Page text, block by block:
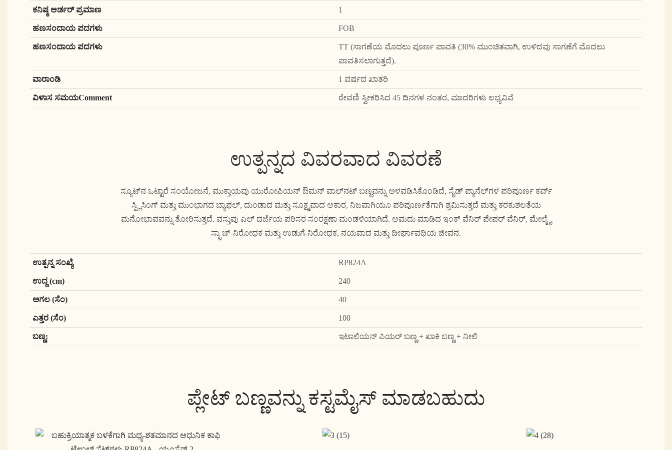
ಕನಿಷ್ಠ ಆರ್ಡರ್ ಪ್ರಮಾಣ
1
ಹಣಸಂದಾಯ ಪದಗಳು
FOB
ಹಣಸಂದಾಯ ಪದಗಳು
TT (ಸಾಗಣೆಯ ಮೊದಲು ಪೂರ್ಣ ಪಾವತಿ (30% ಮುಂಚಿತವಾಗಿ, ಉಳಿದವು ಸಾಗಣೆಗೆ ಮೊದಲು
ಪಾವತಿಸಲಾಗುತ್ತದೆ).
ವಾರಾಂಡಿ
1 ವರ್ಷದ ಖಾತರಿ
ವಿಳಾಸ ಸಮಯComment
ಠೇವಣಿ ಸ್ವೀಕರಿಸಿದ 45 ದಿನಗಳ ನಂತರ, ಮಾದರಿಗಳು ಲಭ್ಯವಿವೆ
ಉತ್ಪನ್ನದ ವಿವರವಾದ ವಿವರಣೆ
ಸ್ಯೂಟ್‌ನ ಒಟ್ಟಾರೆ ಸಂಯೋಜನೆ, ಮುಕ್ತಾಯವು ಯುರೋಪಿಯನ್ ಔಮನ್ ವಾಲ್‌ನಟ್ ಬಣ್ಣವನ್ನು ಅಳವಡಿಸಿಕೊಂಡಿದೆ, ಸೈಡ್ ಪ್ಯಾನೆಲ್‌ಗಳ ಪರಿಪೂರ್ಣ ಕರ್ವ್
ಸ್ಪ್ಲಿಸಿಂಗ್ ಮತ್ತು ಮುಂಭಾಗದ ಬ್ಯಾಫಲ್, ದುಂಡಾದ ಮತ್ತು ಸೂಕ್ಷ್ಮವಾದ ಆಕಾರ, ನಿಜವಾಗಿಯೂ ಪರಿಪೂರ್ಣತೆಗಾಗಿ ಶ್ರಮಿಸುತ್ತದೆ ಮತ್ತು ಕರಕುಶಲತೆಯ
ಮನೋಭಾವವನ್ನು ತೋರಿಸುತ್ತದೆ. ವಸ್ತುವು ಎಲ್ ದರ್ಜೆಯ ಪರಿಸರ ಸಂರಕ್ಷಣಾ ಮಂಡಳಿಯಾಗಿದೆ. ಆಮದು ಮಾಡಿದ ಇಂಕ್ ವೆನಿರ್ ಪೇಪರ್ ವೆನಿರ್, ಮೇಲ್ಮೈ
ಸ್ಕ್ರಾಚ್-ನಿರೋಧಕ ಮತ್ತು ಉಡುಗೆ-ನಿರೋಧಕ, ನಯವಾದ ಮತ್ತು ದೀರ್ಘಾವಧಿಯ ಜೀವನ.
ಉತ್ಪನ್ನ ಸಂಖ್ಯೆ
RP824A
ಉದ್ದ (cm)
240
ಅಗಲ (ಸೆಂ)
40
ಎತ್ತರ (ಸೆಂ)
100
ಬಣ್ಣ:
ಇಟಾಲಿಯನ್ ಪಿಯರ್ ಬಣ್ಣ + ಖಾಕಿ ಬಣ್ಣ + ನೀಲಿ
ಪ್ಲೇಟ್ ಬಣ್ಣವನ್ನು ಕಸ್ಟಮೈಸ್ ಮಾಡಬಹುದು